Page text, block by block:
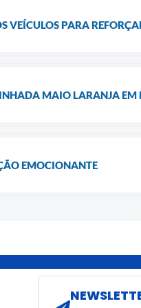
PARA
MAIO LARANJA EM
EMOCIONANTE